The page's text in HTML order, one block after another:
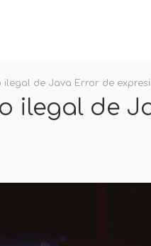
ilegal de Java Error de
ilegal de